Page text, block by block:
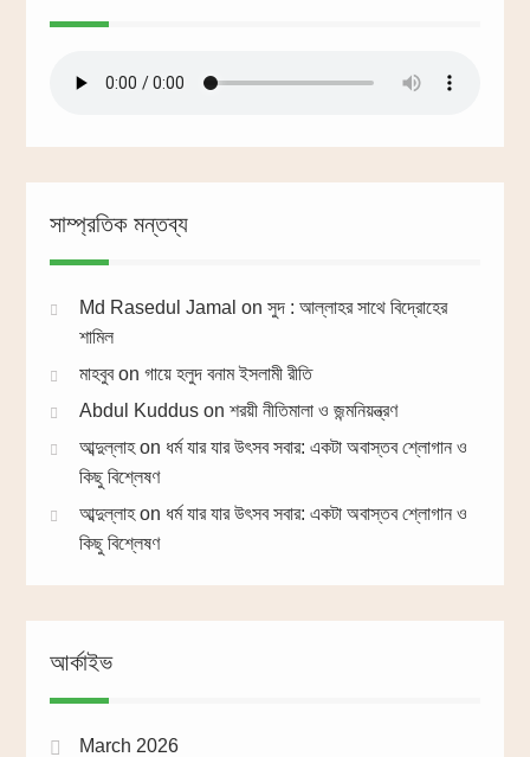
সাম্প্রতিক মন্তব্য
Md Rasedul Jamal on সুদ : আল্লাহর সাথে বিদ্রোহের
শামিল
মাহবুবon গায়ে হলুদ বনাম ইসলামী রীতি
Abdul Kudduson শরয়ী নীতিমালা ও জন্মনিয়ন্ত্রণ
আব্দুল্লাহon ধর্ম যার যার উৎসব সবার: একটা অবাস্তব শ্লোগান ও
কিছু বিশ্লেষণ
আব্দুল্লাহon ধর্ম যার যার উৎসব সবার: একটা অবাস্তব শ্লোগান ও
কিছু বিশ্লেষণ
আর্কাইভ
March 2026